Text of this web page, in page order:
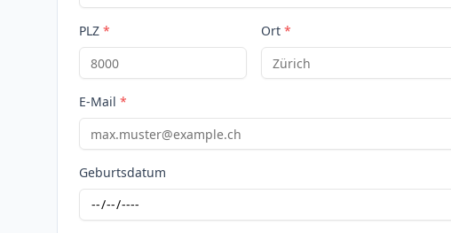
PLZ * Ort *
E-Mail *
Geburtsdatum